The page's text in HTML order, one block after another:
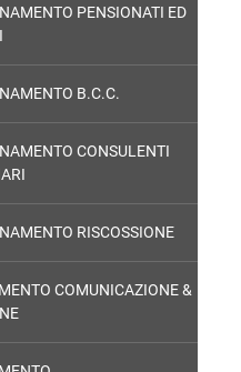
PENSIONATI ED
B.C.C.
CONSULENTI
RISCOSSIONE
COMUNICAZIONE &